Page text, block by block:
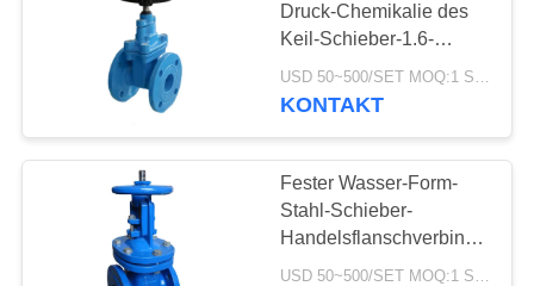
ANGEBOT
SITEMAP
DATENSCHUTZERKLÄRUNG
Druck-Chemikalie des
Keil-Schieber-1.6-
16mpa beständig
KONTAKT
Fester Wasser-Form-
Stahl-Schieber-
Handelsflanschverbindungs-
Art
USD 50~500/SET MOQ:1 Satz